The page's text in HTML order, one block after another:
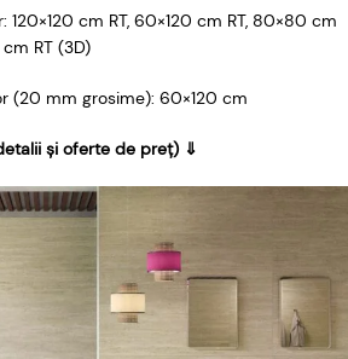
120×120 cm RT, 60×120 cm RT, 80×80 cm
RT (3D)
(20 mm grosime): 60×120 cm
și oferte de preț) ⇓